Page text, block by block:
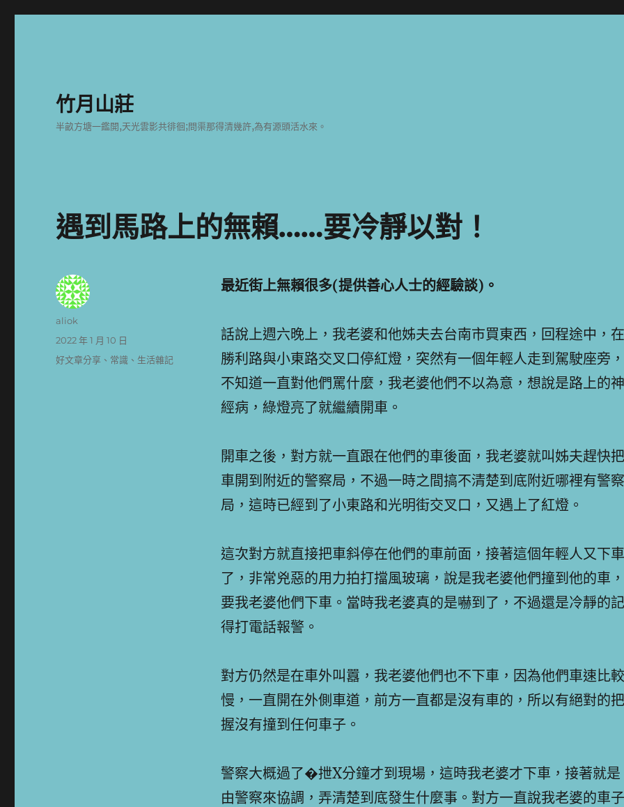
竹月山莊
半畝方塘一鑑開,天光雲影共徘徊;問渠那得清幾許,為有源頭活水來。
遇到馬路上的無賴……要冷靜以對！
最近街上無賴很多(提供善心人士的經驗談)。
話說上週六晚上，我老婆和他姊夫去台南市買東西，回程途中，在
勝利路與小東路交叉口停紅燈，突然有一個年輕人走到駕駛座旁，
不知道一直對他們罵什麼，我老婆他們不以為意，想說是路上的神
經病，綠燈亮了就繼續開車。
開車之後，對方就一直跟在他們的車後面，我老婆就叫姊夫趕快把
車開到附近的警察局，不過一時之間搞不清楚到底附近哪裡有警察
局，這時已經到了小東路和光明街交叉口，又遇上了紅燈。
這次對方就直接把車斜停在他們的車前面，接著這個年輕人又下車
了，非常兇惡的用力拍打擋風玻璃，說是我老婆他們撞到他的車，
要我老婆他們下車。當時我老婆真的是嚇到了，不過還是冷靜的記
得打電話報警。
對方仍然是在車外叫囂，我老婆他們也不下車，因為他們車速比較
慢，一直開在外側車道，前方一直都是沒有車的，所以有絕對的把
握沒有撞到任何車子。
警察大概過了�抴X分鐘才到現場，這時我老婆才下車，接著就是
由警察來協調，弄清楚到底發生什麼事。對方一直說我老婆的車子
作
aliok
發
佈
2022 年 1 月 10 日
分
好文章分享 、 常識 、 生活雜記